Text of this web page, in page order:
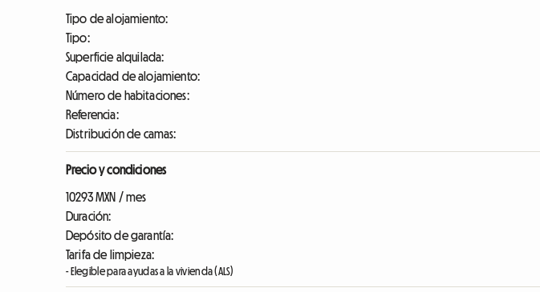
Tipo de alojamiento:
Tipo:
Superficie alquilada:
Capacidad de alojamiento:
Número de habitaciones:
Referencia:
Distribución de camas:
Precio y condiciones
10293 MXN / mes
Duración:
Depósito de garantía:
Tarifa de limpieza:
- Elegible para ayudas a la vivienda (ALS)